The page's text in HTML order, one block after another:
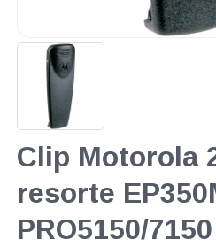
Clip Motorola
resorte
PRO5150/7150